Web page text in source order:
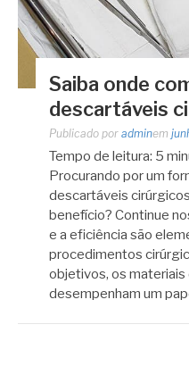
Saiba onde
descartáveis
Publicado por adminem
Tempo de leitura: 5
Procurando por um
descartáveis
benefício? Continue
e a eficiência são
procedimentos
objetivos, os
desempenham um